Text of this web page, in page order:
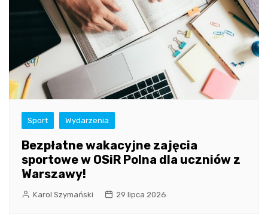
Sport Wydarzenia
Bezpłatne wakacyjne zajęcia
sportowe w OSiR Polna dla uczniów z
Warszawy!
Karol Szymański 29 lipca 2026